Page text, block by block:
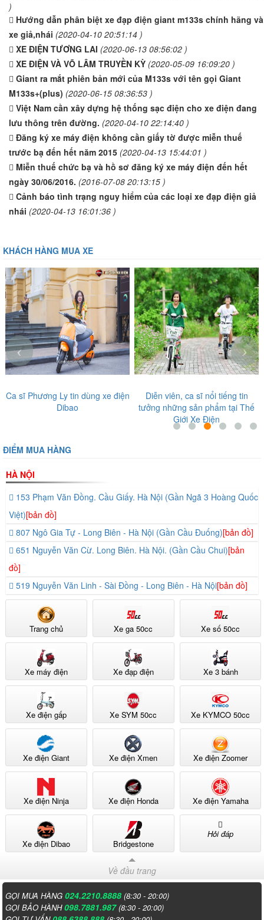
)
Hướng dẫn phân biệt xe đạp điện giant m133s chính hãng và
xe giả,nhái (2020-04-10 20:51:14 )
XE ĐIỆN TƯƠNG LAI (2020-06-13 08:56:02 )
XE ĐIỆN VÀ VÕ LÂM TRUYỀN KỲ (2020-05-09 16:09:20 )
Giant ra mắt phiên bản mới của M133s với tên gọi Giant
M133s+(plus) (2020-06-15 08:36:53 )
Việt Nam cần xây dựng hệ thống sạc điện cho xe điện đang
lưu thông trên đường. (2020-04-10 22:14:40 )
Đăng ký xe máy điện không cần giấy tờ được miễn thuế
trước bạ đến hết năm 2015 (2020-04-13 15:44:01 )
Miễn thuế chức bạ và hồ sơ đăng ký xe máy điện đến hết
ngày 30/06/2016. (2016-07-08 20:13:15 )
Cảnh báo tình trạng nguy hiểm của các loại xe đạp điện giả
nhái (2020-04-13 16:01:36 )
KHÁCH HÀNG MUA XE
Diễn viên, ca sĩ nổi tiếng tin
tưởng những sản phẩm tại Thế
Nghệ sĩ Giang Còi tin tưởng sản
phẩm tại Thế Giới Xe Điện
‹ ›
ĐIỂM MUA HÀNG
HÀ NỘI
153 Phạm Văn Đồng. Cầu Giấy. Hà Nội (Gần Ngã 3 Hoàng Quốc
Việt)[bản đồ]
807 Ngô Gia Tự - Long Biên - Hà Nội (Gần Cầu Đuống)[bản đồ]
651 Nguyễn Văn Cừ. Long Biên. Hà Nội. (Gần Cầu Chui)[bản
đồ]
519 Nguyễn Văn Linh - Sài Đồng - Long Biên - Hà Nội[bản đồ]
Trang chủ Xe ga 50cc Xe số 50cc
Xe máy điện Xe đạp điện Xe 3 bánh
Xe điện gấp Xe SYM 50cc Xe KYMCO 50cc
Xe điện Giant Xe điện Xmen Xe điện Zoomer
Xe điện Ninja Xe điện Honda Xe điện Yamaha
Xe điện Dibao Bridgestone
Hỏi đáp
Về đầu trang
GỌI MUA HÀNG024.2210.8888 (8:30 - 20:00)
GỌI BẢO HÀNH098.7881.987 (8:30 - 20:00)